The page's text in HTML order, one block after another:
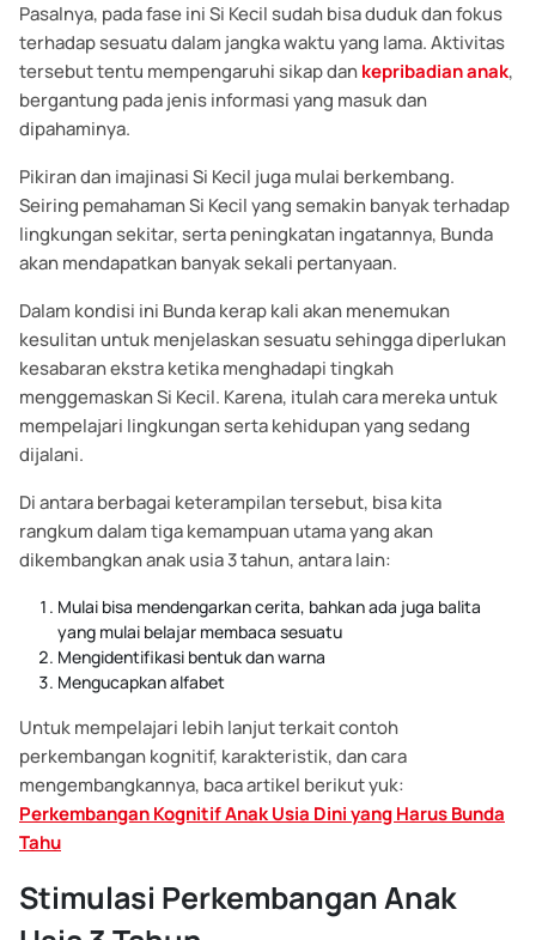
Pasalnya, pada fase ini Si Kecil sudah bisa duduk dan fokus
terhadap sesuatu dalam jangka waktu yang lama. Aktivitas
tersebut tentu mempengaruhi sikap dankepribadian anak,
bergantung pada jenis informasi yang masuk dan
dipahaminya.
Pikiran dan imajinasi Si Kecil juga mulai berkembang.
Seiring pemahaman Si Kecil yang semakin banyak terhadap
lingkungan sekitar, serta peningkatan ingatannya, Bunda
akan mendapatkan banyak sekali pertanyaan.
Dalam kondisi ini Bunda kerap kali akan menemukan
kesulitan untuk menjelaskan sesuatu sehingga diperlukan
kesabaran ekstra ketika menghadapi tingkah
menggemaskan Si Kecil. Karena, itulah cara mereka untuk
mempelajari lingkungan serta kehidupan yang sedang
dijalani.
Di antara berbagai keterampilan tersebut, bisa kita
rangkum dalam tiga kemampuan utama yang akan
dikembangkan anak usia 3 tahun, antara lain:
Mulai bisa mendengarkan cerita, bahkan ada juga balita
yang mulai belajar membaca sesuatu
Mengidentifikasi bentuk dan warna
Mengucapkan alfabet
Untuk mempelajari lebih lanjut terkait contoh
perkembangan kognitif, karakteristik, dan cara
mengembangkannya, baca artikel berikut yuk:
Perkembangan Kognitif Anak Usia Dini yang Harus Bunda
Tahu
Stimulasi Perkembangan Anak